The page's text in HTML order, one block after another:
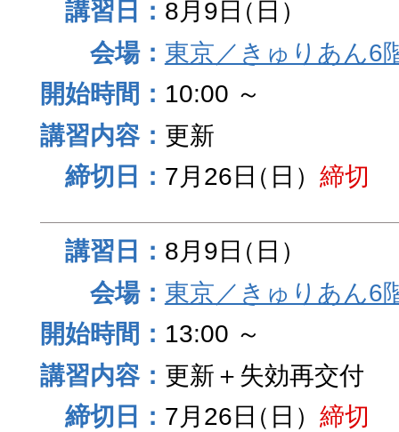
8月9日（日）
東京／きゅりあん6
10:00 ～
更新
7月26日（日） 締切
8月9日（日）
東京／きゅりあん6
13:00 ～
更新＋失効再交付
7月26日（日） 締切